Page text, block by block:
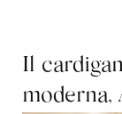
Il
moderna,